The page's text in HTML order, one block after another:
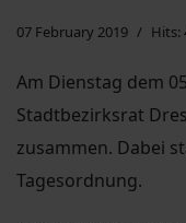
07 February 2019 Hits:
Am Dienstag dem
Stadtbezirksrat
zusammen. Dabei
Tagesordnung.